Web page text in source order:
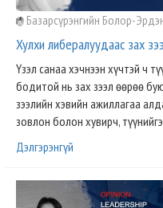
Базарсүрэнгийн Болор-
Хулхи либералуудаас зах
Үзэл санаа хэчнээн хүчтэй ч
бодитой нь зах зээл өөрөө
зээлийн хэвийн ажиллагаа
зовлон болон хувирч,
Дэлгэрэнгүй